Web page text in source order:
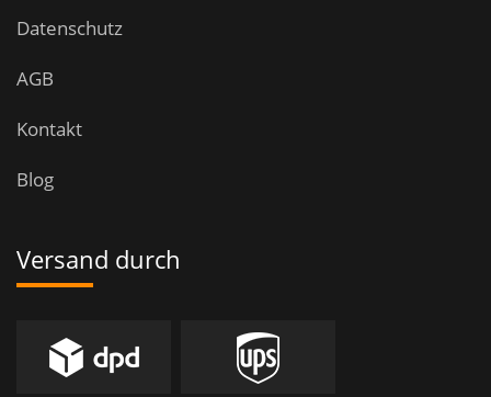
Datenschutz
AGB
Kontakt
Blog
Versand durch